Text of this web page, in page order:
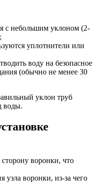
с небольшим уклоном (2-
уплотнители или
воду на безопасное
(обычно не менее 30
уклон труб
воды.
воронки, что
узла воронки, из-за чего